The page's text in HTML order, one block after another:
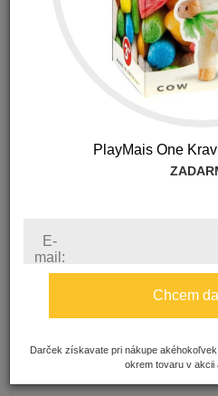
Digitálna jednosmerná
Summer Infant detská
PlayMais One
E-
mail:
Chcem
Darček získavate pri nákupe
okrem tovaru v akcii